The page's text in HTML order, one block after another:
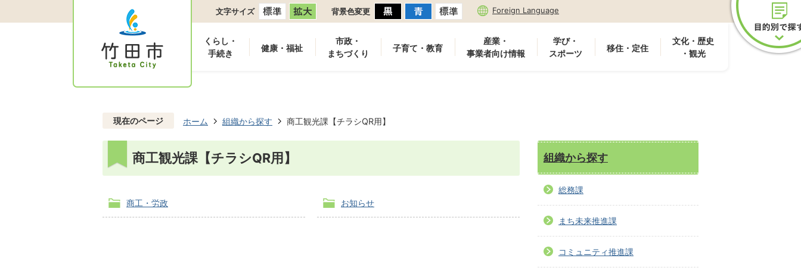
文字サイズ 背景色変更 Foreign Language
くらし・
手続き
健康・福祉
市政・
まちづくり
子育て・教育
産業・
事業者向け情報
学び・
スポーツ
移住・定住
文化・歴史
・観光
現在のページ ホーム 組織から探す 商工観光課【チラシQR用】
商工観光課【チラシQR用】
商工・労政 お知らせ
組織から探す
総務課
まち未来推進課
コミュニティ推進課